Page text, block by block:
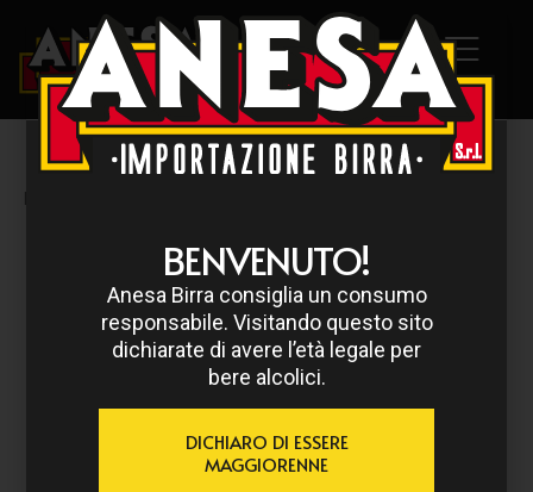
BENVENUTO!
Anesa Birra consiglia un consumo
responsabile. Visitando questo sito
dichiarate di avere l’età legale per
bere alcolici.
DICHIARO DI ESSERE
MAGGIORENNE